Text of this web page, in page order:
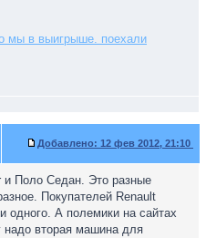
мы в выигрыше. поехали
Добавлено: 12 фев 2012, 21:10
и Поло Седан. Это разные
Покупателей Renault
одного. А полемики на сайтах
надо вторая машина для